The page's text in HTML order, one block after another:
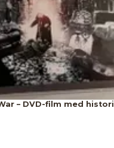
– DVD-film med